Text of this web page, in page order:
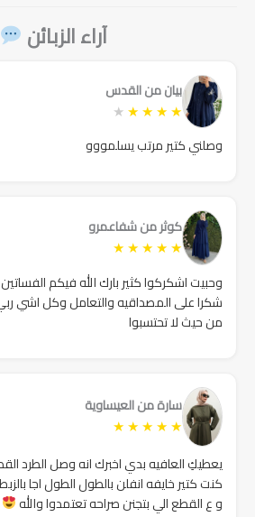
آراء الزبائن
بيان من القدس
★
★
★
★
★
وصلني كتير مرتب يسلمووو
كوثر من شفاعمرو
★
★
★
★
★
وحبيت اشكركوا كثير بارك الله فيكم
شكرا على المصداقيه والتعامل وكل اشي
من حيث لا تحتسبوا
سارة من العيساوية
★
★
★
★
★
يعطيكِ العافيه بدي اخبرك انه وصل الطرد
كنت كتير خايفه انفلن بالطول الطول اجا
و ع القطع الي بتجنن صراحه تعتمدوا والله